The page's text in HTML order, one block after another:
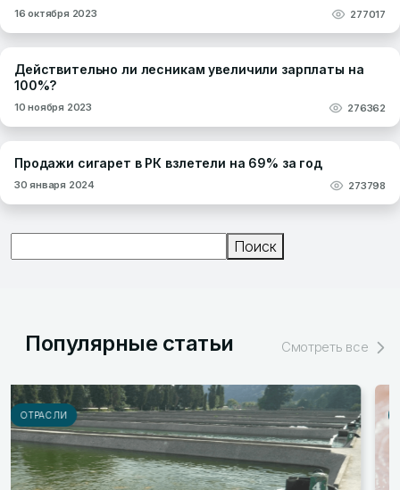
16 октября 2023 277017
Действительно ли лесникам увеличили зарплаты на
100%?
10 ноября 2023 276362
Продажи сигарет в РК взлетели на 69% за год
30 января 2024 273798
Поиск
Популярные статьи Смотреть все
РЫНКИ